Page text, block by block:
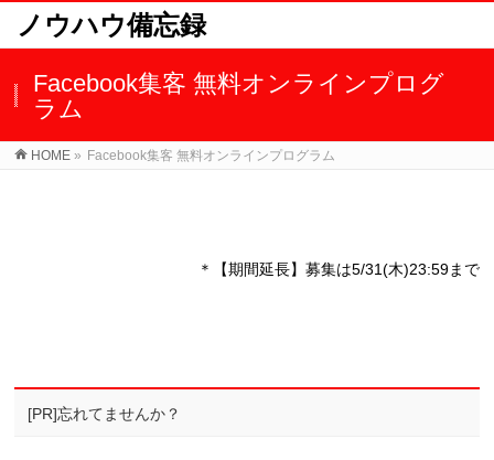
ノウハウ備忘録
Facebook集客 無料オンラインプログ
ラム
HOME » Facebook集客 無料オンラインプログラム
＊【期間延長】募集は5/31(木)23:59まで
[PR]忘れてませんか？